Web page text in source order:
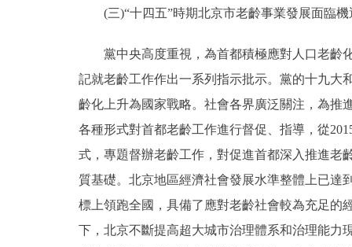
(三)“十四五”時期北京市老齡事業發展面臨機
黨中央高度重視，為首都積極應對人口老齡化
記就老齡工作作出一系列指示批示。黨的十九大
齡化上升為國家戰略。社會各界廣泛關注，為推
各種形式對首都老齡工作進行督促、指導，從
式，專題督辦老齡工作，對促進首都深入推進老
質基礎。北京地區經濟社會發展水準整體上已達
標上領跑全國，具備了應對老齡社會較為充足的
下，北京不斷提高超大城市治理體系和治理能力